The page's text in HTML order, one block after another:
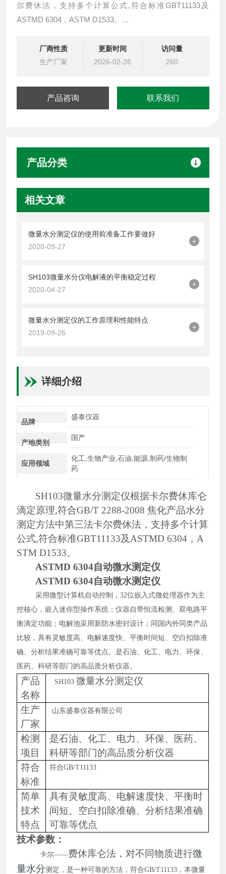
尔费休法，支持多个计算公式,符合标准GBT11133及
ASTMD 6304，ASTM D1533。
核心，嵌入迷你型操作系统； ASTMD 6304自动微水测定
厂商性质
生产厂家
更新时间
2026-02-26
访问量
260
产品咨询 联系我们
产品分类
相关文章
微量水分测定仪的使用前准备工作要做好
2020-09-27
+
SH103微量水分仪电解液的平衡稳定过程
2020-04-27
+
微量水分测定仪的工作原理和性能特点
2019-09-26
+
详细介绍
品牌
盛泰仪器
产地类别
国产
应用领域
化工,生物产业,石油,能源,制药/生物制
药
SH103微量水分测定仪根据卡尔费休库仑
滴定原理,符合GB/T 2288-2008 焦化产品水分
测定方法中第三法卡尔费休法 ，支持多个计算
公式,符合标准GBT11133及ASTMD 6304， A
STM D1533。
ASTMD 6304自动微水测定仪
ASTMD 6304自动微水测定仪
采用微型计算机自动控制，32位嵌入式微处理器作为主
控核心，嵌入迷你型操作系统；仪器自带恒流检测、双电路平
衡滴定功能；电解池采用新防水密封设计；同国内外同类产品
比较，具有灵敏度高、电解速度快、平衡时间短、空白扣除准
确、分析结果准确可靠等优点。是石油、化工、电力、环保、
医药、科研等部门的高品质分析仪器。
产品
名称
SH103微量水分测定仪
生产
厂家
山东盛泰仪器有限公司
检测
项目
是石油、化工、电力、环保、医药、
科研等部门的高品质分析仪器
符合
标准
符合GB/T11133
简单
技术
特点
具有灵敏度高、电解速度快、平衡时
间短、空白扣除准确、分析结果准确
可靠等优点
技术参数：
卡尔——费休库仑法，对不同物质进行微
量水分测定，是一种可靠的方法，符合GB/T11133，本微量